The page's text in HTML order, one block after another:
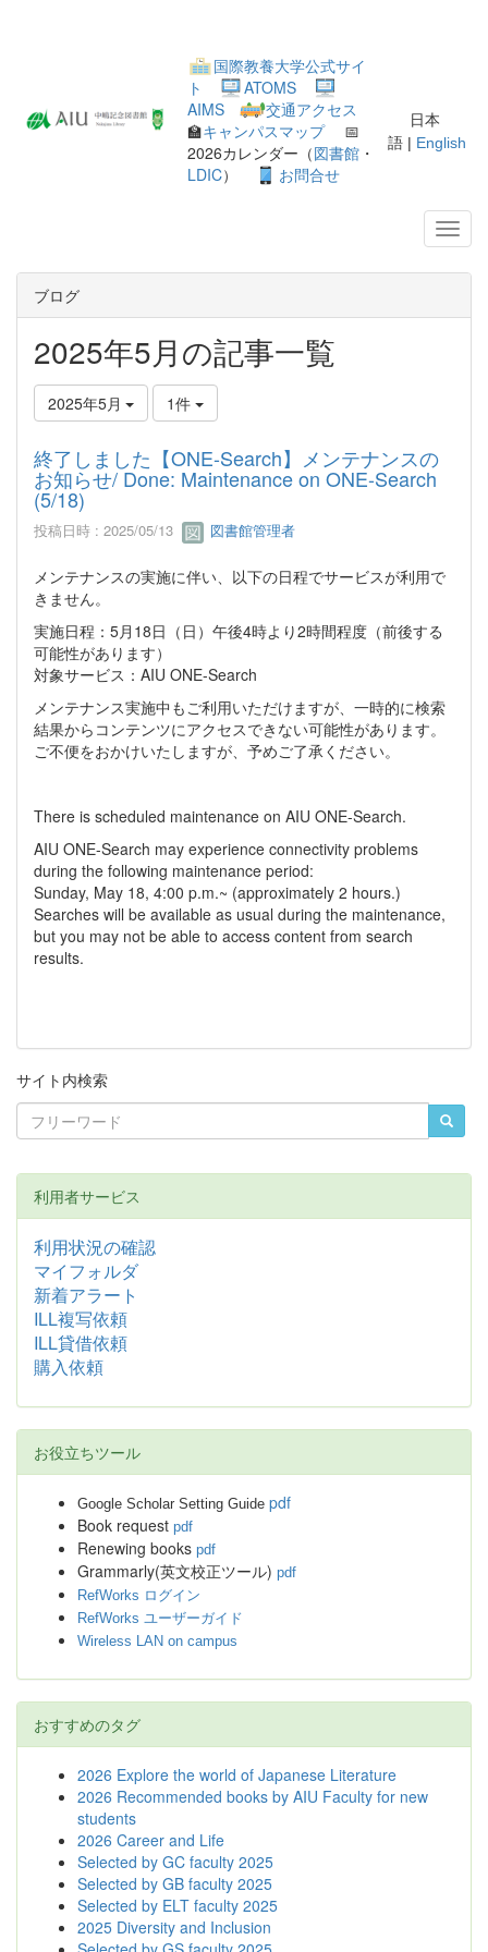
国際教養大学公式サイ
ト
ATOMS
AIMS
交通アクセス
🏫キャンパスマップ📅
2026カレンダー（図書館 ・
LDIC） お問合せ
日本
語 | English
ブログ
2025年5月の記事一覧
2025年5月 1件
終了しました【ONE-Search】メンテナンスの
お知らせ/ Done: Maintenance on ONE-Search
(5/18)
投稿日時 : 2025/05/13 図書館管理者
メンテナンスの実施に伴い、以下の日程でサービスが利用で
きません。
実施日程：5月18日（日）午後4時より2時間程度（前後する
可能性があります）
対象サービス：AIU ONE-Search
メンテナンス実施中もご利用いただけますが、一時的に検索
結果からコンテンツにアクセスできない可能性があります。
ご不便をおかけいたしますが、予めご了承ください。
There is scheduled maintenance on AIU ONE-Search.
AIU ONE-Search may experience connectivity problems
during the following maintenance period:
Sunday, May 18, 4:00 p.m.~ (approximately 2 hours.)
Searches will be available as usual during the maintenance,
but you may not be able to access content from search
results.
サイト内検索
利用者サービス
利用状況の確認
マイフォルダ
新着アラート
ILL複写依頼
ILL貸借依頼
購入依頼
お役立ちツール
Google Scholar Setting Guide pdf
Book request pdf
Renewing books pdf
Grammarly(英文校正ツール) pdf
RefWorks ログイン
RefWorks ユーザーガイド
Wireless LAN on campus
おすすめのタグ
2026 Explore the world of Japanese Literature
2026 Recommended books by AIU Faculty for new
students
2026 Career and Life
Selected by GC faculty 2025
Selected by GB faculty 2025
Selected by ELT faculty 2025
2025 Diversity and Inclusion